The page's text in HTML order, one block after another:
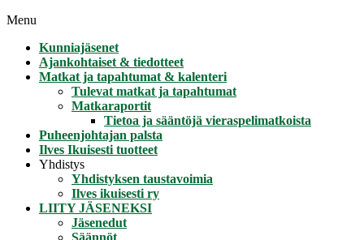
Menu
Kunniajäsenet
Ajankohtaiset & tiedotteet
Matkat ja tapahtumat & kalenteri
Tulevat matkat ja tapahtumat
Matkaraportit
Tietoa ja sääntöjä vieraspelimatkoista
Puheenjohtajan palsta
Ilves Ikuisesti tuotteet
Yhdistys
Yhdistyksen taustavoimia
Ilves ikuisesti ry
LIITY JÄSENEKSI
Jäsenedut
Säännöt